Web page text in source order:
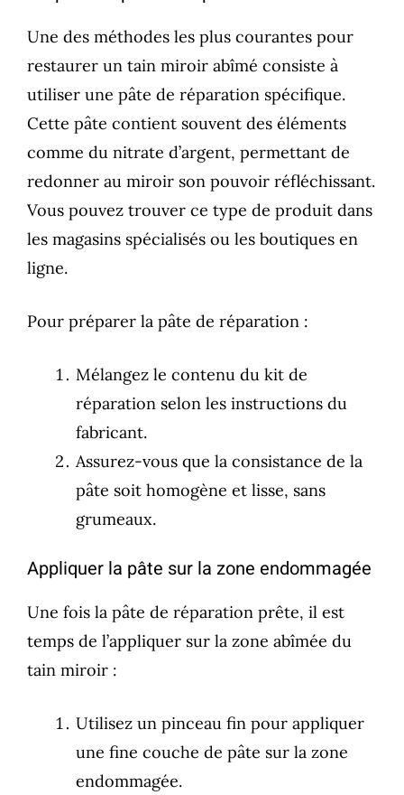
Une des méthodes les plus courantes pour
restaurer un tain miroir abîmé consiste à
utiliser une pâte de réparation spécifique.
Cette pâte contient souvent des éléments
comme du nitrate d’argent, permettant de
redonner au miroir son pouvoir réfléchissant.
Vous pouvez trouver ce type de produit dans
les magasins spécialisés ou les boutiques en
ligne.
Pour préparer la pâte de réparation :
Mélangez le contenu du kit de
réparation selon les instructions du
fabricant.
Assurez-vous que la consistance de la
pâte soit homogène et lisse, sans
grumeaux.
Appliquer la pâte sur la zone endommagée
Une fois la pâte de réparation prête, il est
temps de l’appliquer sur la zone abîmée du
tain miroir :
Utilisez un pinceau fin pour appliquer
une fine couche de pâte sur la zone
endommagée.